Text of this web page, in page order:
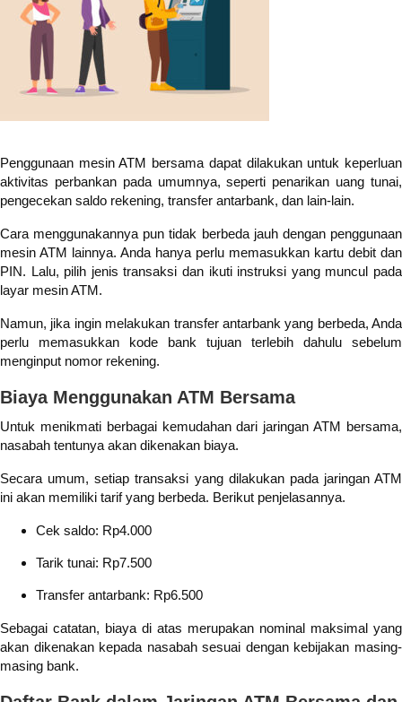
Penggunaan mesin ATM bersama dapat dilakukan untuk keperluan
aktivitas perbankan pada umumnya, seperti penarikan uang tunai,
pengecekan saldo rekening, transfer antarbank, dan lain-lain.
Cara menggunakannya pun tidak berbeda jauh dengan penggunaan
mesin ATM lainnya. Anda hanya perlu memasukkan kartu debit dan
PIN. Lalu, pilih jenis transaksi dan ikuti instruksi yang muncul pada
layar mesin ATM.
Namun, jika ingin melakukan transfer antarbank yang berbeda, Anda
perlu memasukkan kode bank tujuan terlebih dahulu sebelum
menginput nomor rekening.
Biaya Menggunakan ATM Bersama
Untuk menikmati berbagai kemudahan dari jaringan ATM bersama,
nasabah tentunya akan dikenakan biaya.
Secara umum, setiap transaksi yang dilakukan pada jaringan ATM
ini akan memiliki tarif yang berbeda. Berikut penjelasannya.
Cek saldo: Rp4.000
Tarik tunai: Rp7.500
Transfer antarbank: Rp6.500
Sebagai catatan, biaya di atas merupakan nominal maksimal yang
akan dikenakan kepada nasabah sesuai dengan kebijakan masing-
masing bank.